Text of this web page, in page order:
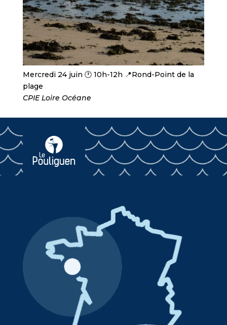
Mercredi 24 juin 🕐 10h-12h 📍Rond-Point de la
plage
CPIE Loire Océane